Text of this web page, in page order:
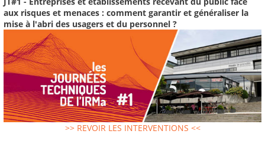
aux risques et menaces : comment garantir et généraliser la
mise à l'abri des usagers et du personnel ?
>> REVOIR LES INTERVENTIONS <<